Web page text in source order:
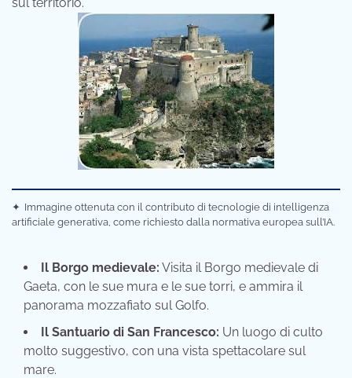
✦ Immagine ottenuta con il contributo di tecnologie di intelligenza
artificiale generativa, come richiesto dalla normativa europea sull’IA.
Il Borgo medievale: Visita il Borgo medievale di
Gaeta, con le sue mura e le sue torri, e ammira il
panorama mozzafiato sul Golfo.
Il Santuario di San Francesco: Un luogo di culto
molto suggestivo, con una vista spettacolare sul
mare.